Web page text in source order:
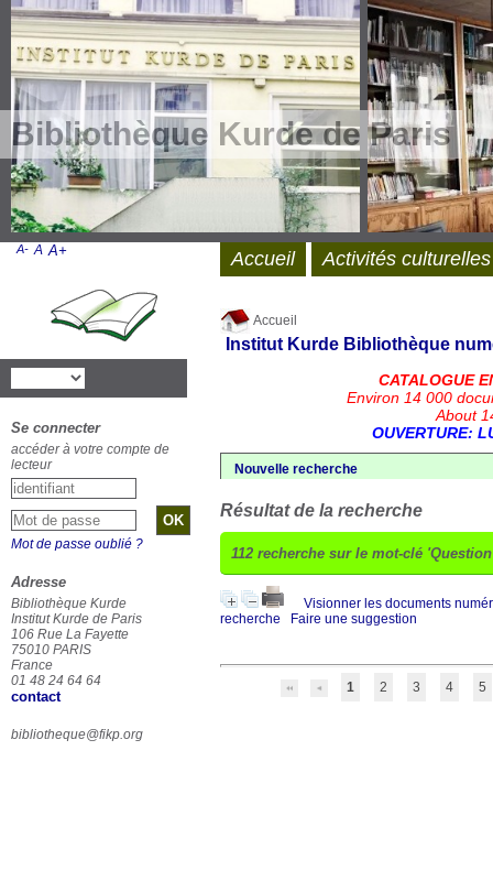
Bibliothèque Kurde de Paris
Accueil
Institut Kurde Bibliothèque
CATALOGUE
Environ 14 000
About
OUVERTURE:
Nouvelle recherche
Résultat de la recherche
112 recherche sur le mot-clé
Visionner les documents
recherche
Faire une suggestion
1 2 3 4 5
Accueil Activités culturelles
A- A A+
Se connecter
accéder à votre compte de
lecteur
Mot de passe oublié ?
Adresse
Bibliothèque Kurde
Institut Kurde de Paris
106 Rue La Fayette
75010 PARIS
France
01 48 24 64 64
contact
bibliotheque@fikp.org